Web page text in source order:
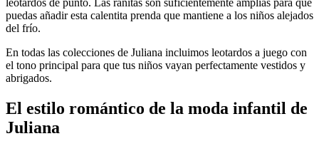
leotardos de punto. Las ranitas son suficientemente amplias para que
puedas añadir esta calentita prenda que mantiene a los niños alejados
del frío.
En todas las colecciones de Juliana incluimos leotardos a juego con
el tono principal para que tus niños vayan perfectamente vestidos y
abrigados.
El estilo romántico de la moda infantil de
Juliana